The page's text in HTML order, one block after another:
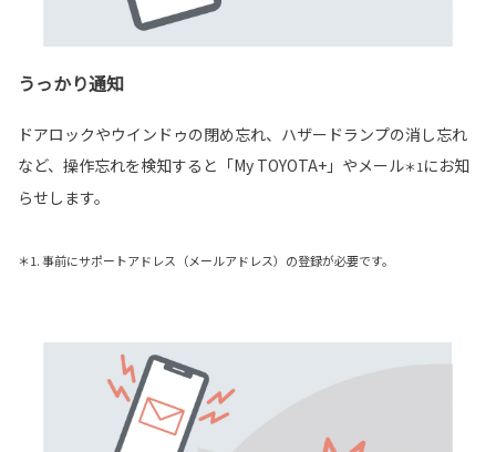
うっかり通知
ドアロックやウインドゥの閉め忘れ、ハザードランプの消し忘れ
など、操作忘れを検知すると「My TOYOTA+」やメール＊1 にお知
らせします。
＊1. 事前にサポートアドレス（メールアドレス）の登録が必要です。